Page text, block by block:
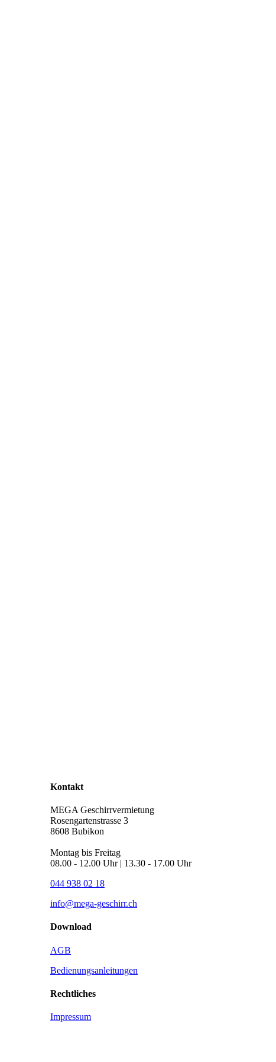
Kontakt
MEGA Geschirrvermietung
Rosengartenstrasse 3
8608 Bubikon
Montag bis Freitag
08.00 - 12.00 Uhr | 13.30 - 17.00 Uhr
044 938 02 18
info@mega-geschirr.ch
Download
AGB
Bedienungsanleitungen
Rechtliches
Impressum